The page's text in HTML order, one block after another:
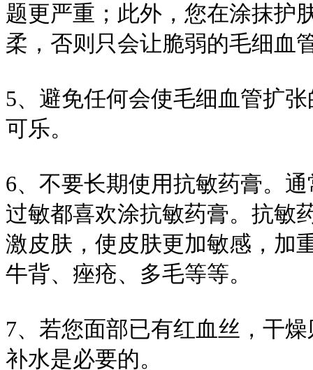
题更严重；此外，您在涂抹护
柔，否则只会让脆弱的毛细血
5、避免任何会使毛细血管扩
可乐。
6、不要长期使用抗敏药膏。
过敏都喜欢涂抗敏药膏。抗敏
激皮肤，使皮肤更加敏感，加
牛背、痤疮、多毛等等。
7、若您面部已有红血丝，干
补水是必要的。